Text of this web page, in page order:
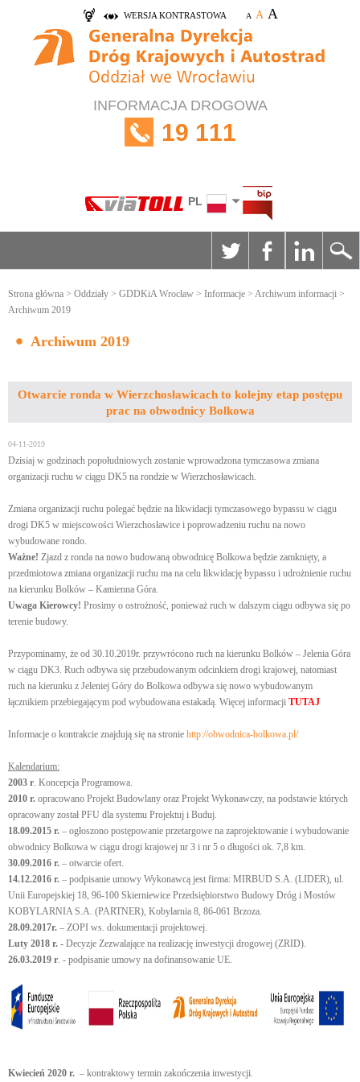
WERSJA KONTRASTOWA A A A
INFORMACJA DROGOWA
19 111
PL
Strona główna > Oddziały > GDDKiA Wrocław > Informacje > Archiwum informacji >
Archiwum 2019
Archiwum 2019
Otwarcie ronda w Wierzchosławicach to kolejny etap postępu
prac na obwodnicy Bolkowa
04-11-2019
Dzisiaj w godzinach popołudniowych zostanie wprowadzona tymczasowa zmiana
organizacji ruchu w ciągu DK5 na rondzie w Wierzchosławicach.
Zmiana organizacji ruchu polegać będzie na likwidacji tymczasowego bypassu w ciągu
drogi DK5 w miejscowości Wierzchosławice i poprowadzeniu ruchu na nowo
wybudowane rondo.
Ważne! Zjazd z ronda na nowo budowaną obwodnicę Bolkowa będzie zamknięty, a
przedmiotowa zmiana organizacji ruchu ma na celu likwidację bypassu i udrożnienie ruchu
na kierunku Bolków – Kamienna Góra.
Uwaga Kierowcy! Prosimy o ostrożność, ponieważ ruch w dalszym ciągu odbywa się po
terenie budowy.
Przypominamy, że od 30.10.2019r. przywrócono ruch na kierunku Bolków – Jelenia Góra
w ciągu DK3. Ruch odbywa się przebudowanym odcinkiem drogi krajowej, natomiast
ruch na kierunku z Jeleniej Góry do Bolkowa odbywa się nowo wybudowanym
łącznikiem przebiegającym pod wybudowana estakadą. Więcej informacji TUTAJ
Informacje o kontrakcie znajdują się na stronie http://obwodnica-bolkowa.pl/
Kalendarium:
2003 r. Koncepcja Programowa.
2010 r. opracowano Projekt Budowlany oraz Projekt Wykonawczy, na podstawie których
opracowany został PFU dla systemu Projektuj i Buduj.
18.09.2015 r. – ogłoszono postępowanie przetargowe na zaprojektowanie i wybudowanie
obwodnicy Bolkowa w ciągu drogi krajowej nr 3 i nr 5 o długości ok. 7,8 km.
30.09.2016 r. – otwarcie ofert.
14.12.2016 r. – podpisanie umowy Wykonawcą jest firma: MIRBUD S.A. (LIDER), ul.
Unii Europejskiej 18, 96-100 Skierniewice Przedsiębiorstwo Budowy Dróg i Mostów
KOBYLARNIA S.A. (PARTNER), Kobylarnia 8, 86-061 Brzoza.
28.09.2017r. – ZOPI ws. dokumentacji projektowej.
Luty 2018 r. - Decyzje Zezwalające na realizację inwestycji drogowej (ZRID).
26.03.2019 r. - podpisanie umowy na dofinansowanie UE.
Kwiecień 2020 r. – kontraktowy termin zakończenia inwestycji.